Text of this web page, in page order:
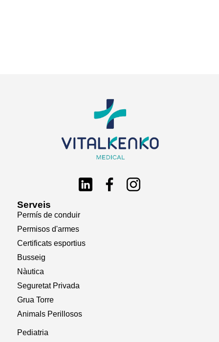
Serveis
Permís de conduir
Permisos d'armes
Certificats esportius
Busseig
Nàutica
Seguretat Privada
Grua Torre
Animals Perillosos
Pediatria